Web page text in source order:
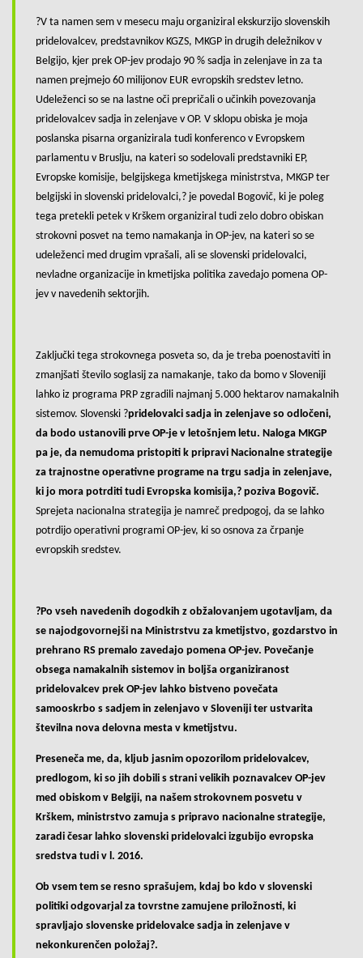
?V ta namen sem v mesecu maju organiziral ekskurzijo slovenskih
pridelovalcev, predstavnikov KGZS, MKGP in drugih deležnikov v
Belgijo, kjer prek OP-jev prodajo 90 % sadja in zelenjave in za ta
namen prejmejo 60 milijonov EUR evropskih sredstev letno.
Udeleženci so se na lastne oči prepričali o učinkih povezovanja
pridelovalcev sadja in zelenjave v OP. V sklopu obiska je moja
poslanska pisarna organizirala tudi konferenco v Evropskem
parlamentu v Bruslju, na kateri so sodelovali predstavniki EP,
Evropske komisije, belgijskega kmetijskega ministrstva, MKGP ter
belgijski in slovenski pridelovalci,? je povedal Bogovič, ki je poleg
tega pretekli petek v Krškem organiziral tudi zelo dobro obiskan
strokovni posvet na temo namakanja in OP-jev, na kateri so se
udeleženci med drugim vprašali, ali se slovenski pridelovalci,
nevladne organizacije in kmetijska politika zavedajo pomena OP-
jev v navedenih sektorjih.
Zaključki tega strokovnega posveta so, da je treba poenostaviti in
zmanjšati število soglasij za namakanje, tako da bomo v Sloveniji
lahko iz programa PRP zgradili najmanj 5.000 hektarov namakalnih
sistemov. Slovenski ?pridelovalci sadja in zelenjave so odločeni,
da bodo ustanovili prve OP-je v letošnjem letu. Naloga MKGP
pa je, da nemudoma pristopiti k pripravi Nacionalne strategije
za trajnostne operativne programe na trgu sadja in zelenjave,
ki jo mora potrditi tudi Evropska komisija,? poziva Bogovič.
Sprejeta nacionalna strategija je namreč predpogoj, da se lahko
potrdijo operativni programi OP-jev, ki so osnova za črpanje
evropskih sredstev.
?Po vseh navedenih dogodkih z obžalovanjem ugotavljam, da
se najodgovornejši na Ministrstvu za kmetijstvo, gozdarstvo in
prehrano RS premalo zavedajo pomena OP-jev. Povečanje
obsega namakalnih sistemov in boljša organiziranost
pridelovalcev prek OP-jev lahko bistveno povečata
samooskrbo s sadjem in zelenjavo v Sloveniji ter ustvarita
številna nova delovna mesta v kmetijstvu.
Preseneča me, da, kljub jasnim opozorilom pridelovalcev,
predlogom, ki so jih dobili s strani velikih poznavalcev OP-jev
med obiskom v Belgiji, na našem strokovnem posvetu v
Krškem, ministrstvo zamuja s pripravo nacionalne strategije,
zaradi česar lahko slovenski pridelovalci izgubijo evropska
sredstva tudi v l. 2016.
Ob vsem tem se resno sprašujem, kdaj bo kdo v slovenski
politiki odgovarjal za tovrstne zamujene priložnosti, ki
spravljajo slovenske pridelovalce sadja in zelenjave v
nekonkurenčen položaj?.